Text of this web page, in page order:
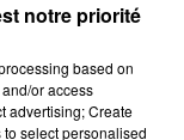
notre priorité
based on
or access
advertising; Create
select personalised